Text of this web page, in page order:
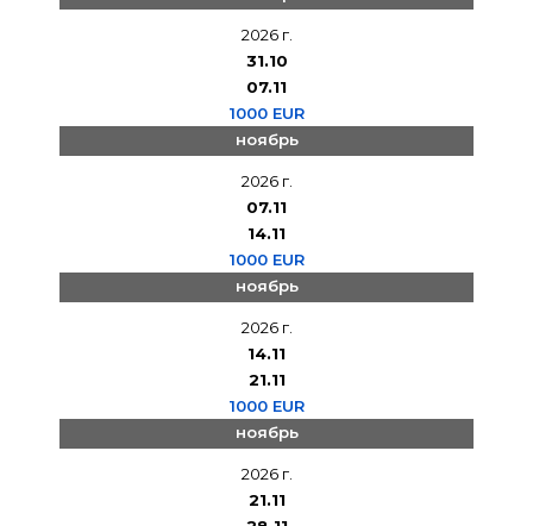
2026 г.
31.10
07.11
1000 EUR
ноябрь
2026 г.
07.11
14.11
1000 EUR
ноябрь
2026 г.
14.11
21.11
1000 EUR
ноябрь
2026 г.
21.11